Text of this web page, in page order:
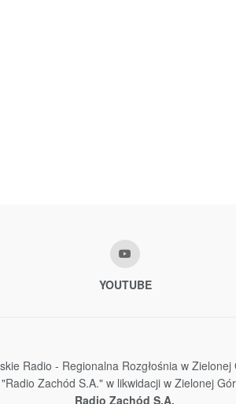
YOUTUBE
Radio - Regionalna Rozgłośnia w Zielonej
"Radio Zachód S.A." w likwidacji w Zielonej
Radio Zachód S.A.